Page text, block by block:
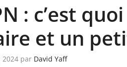
: c’est
et un
2024 par David Yaff